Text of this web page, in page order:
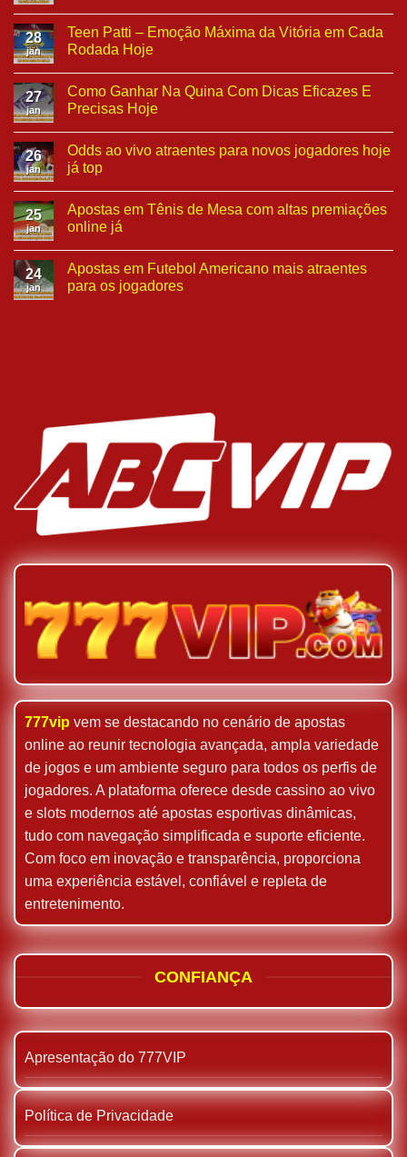
28
jan
Teen Patti – Emoção Máxima da Vitória em Cada
Rodada Hoje
27
jan
Como Ganhar Na Quina Com Dicas Eficazes E
Precisas Hoje
26
jan
Odds ao vivo atraentes para novos jogadores hoje
já top
25
jan
Apostas em Tênis de Mesa com altas premiações
online já
24
jan
Apostas em Futebol Americano mais atraentes
para os jogadores
777vip vem se destacando no cenário de apostas
online ao reunir tecnologia avançada, ampla variedade
de jogos e um ambiente seguro para todos os perfis de
jogadores. A plataforma oferece desde cassino ao vivo
e slots modernos até apostas esportivas dinâmicas,
tudo com navegação simplificada e suporte eficiente.
Com foco em inovação e transparência, proporciona
uma experiência estável, confiável e repleta de
entretenimento.
CONFIANÇA
Apresentação do 777VIP
Política de Privacidade